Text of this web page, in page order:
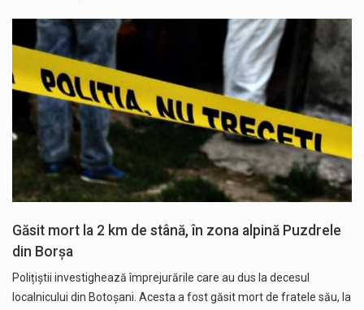
Găsit mort la 2 km de stână, în zona alpină Puzdrele
din Borșa
Polițiștii investighează împrejurările care au dus la decesul
localnicului din Botoșani. Acesta a fost găsit mort de fratele său, la